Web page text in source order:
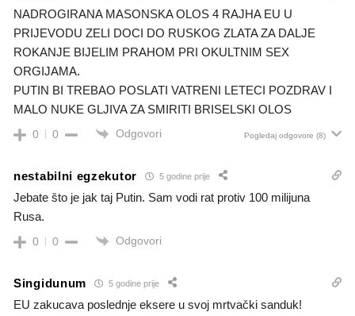
NADROGIRANA MASONSKA OLOS 4 RAJHA EU U
PRIJEVODU ZELI DOCI DO RUSKOG ZLATA ZA DALJE
ROKANJE BIJELIM PRAHOM PRI OKULTNIM SEX
ORGIJAMA.
PUTIN BI TREBAO POSLATI VATRENI LETECI POZDRAV I
MALO NUKE GLJIVA ZA SMIRITI BRISELSKI OLOS
0 0 Odgovori Pogledaj odgovore (8)
nestabilni egzekutor 5 godine prije
Jebate što je jak taj Putin. Sam vodi rat protiv 100 milijuna
Rusa.
0 0 Odgovori
Singidunum 5 godine prije
EU zakucava poslednje eksere u svoj mrtvački sanduk!